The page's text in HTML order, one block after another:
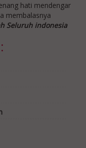
hati mendengar
membalasnya
Seluruh indonesia